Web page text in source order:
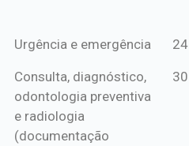
*Procedimentos Amil
Urgência e emergência
Consulta, diagnóstico,
odontologia preventiva
e radiologia
(documentação